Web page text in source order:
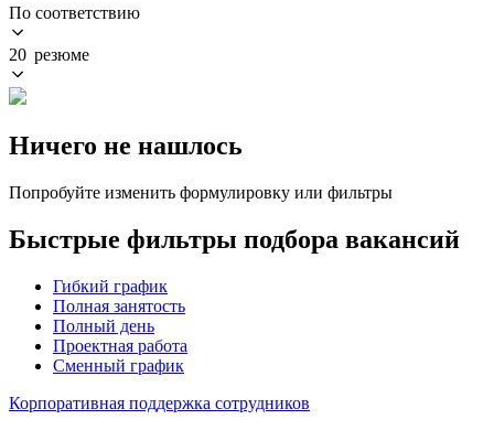
По соответствию
20 резюме
Ничего не нашлось
Попробуйте изменить формулировку или фильтры
Быстрые фильтры подбора вакансий
Гибкий график
Полная занятость
Полный день
Проектная работа
Сменный график
Корпоративная поддержка сотрудников